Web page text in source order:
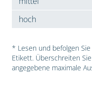
hoch
* Lesen und befolgen
Etikett. Überschreiten
angegebene maximale